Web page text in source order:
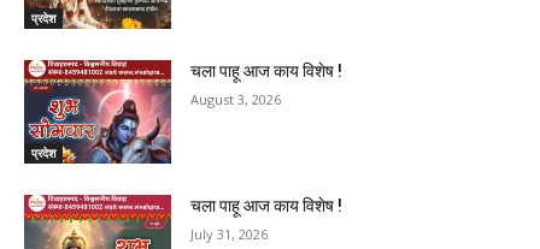
प्रदेश
प्रदेश
चला पाहू आज काय विशेष !
August 3, 2026
चला पाहू आज काय विशेष !
July 31, 2026